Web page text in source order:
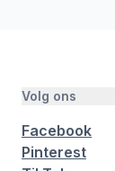
Volg ons
Facebook
Pinterest